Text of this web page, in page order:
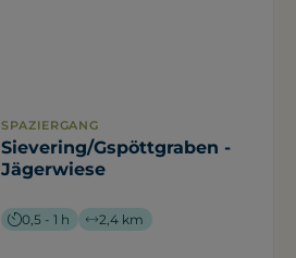
SPAZIERGANG
Sievering/Gspöttgraben -
Jägerwiese
0,5 - 1 h 2,4 km